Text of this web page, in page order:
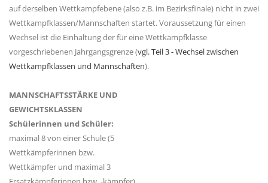
auf derselben Wettkampfebene (also z.B. im Bezirksfinale) nicht in zwei
Wettkampfklassen/Mannschaften startet. Voraussetzung für einen
Wechsel ist die Einhaltung der für eine Wettkampfklasse
vorgeschriebenen Jahrgangsgrenze (vgl. Teil 3 - Wechsel zwischen
Wettkampfklassen und Mannschaften).
MANNSCHAFTSSTÄRKE UND
GEWICHTSKLASSEN
Schülerinnen und Schüler:
maximal 8 von einer Schule (5
Wettkämpferinnen bzw.
Wettkämpfer und maximal 3